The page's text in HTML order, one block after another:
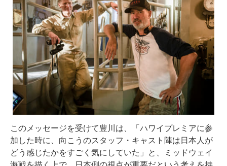
このメッセージを受けて豊川は、「ハワイプレミアに参
加した時に、向こうのスタッフ・キャスト陣は日本人が
どう感じたかをすごく気にしていた」と、ミッドウェイ